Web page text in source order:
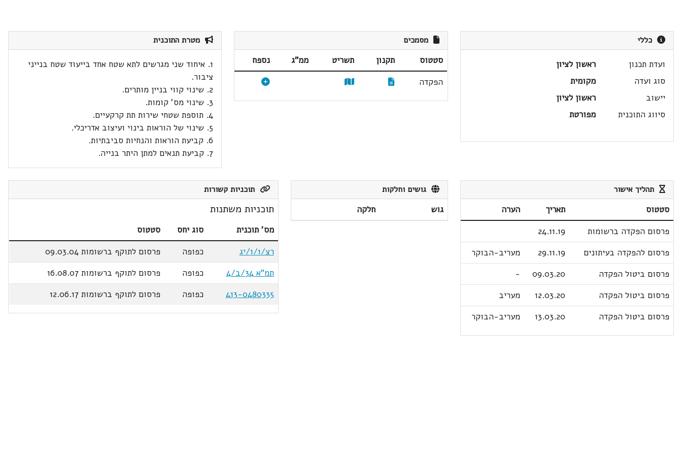
כללי
ועדת תכנון
ראשון לציון
סוג ועדה
מקומית
יישוב
ראשון לציון
סיווג התוכנית
מפורטת
מסמכים
סטטוס תקנון תשריט ממ"ג
נספח
הפקדה
מטרת התוכנית
1. איחוד שני מגרשים לתא שטח אחד בייעוד שטח בנייני
ציבור.
2. שינוי קווי בניין מותרים.
3. שינוי מס' קומות.
4. תוספת שטחי שירות תת קרקעיים.
5. שינוי של הוראות בינוי ועיצוב אדריכלי.
6. קביעת הוראות והנחיות סביבתיות.
7. קביעת תנאים למתן היתר בנייה.
תהליך אישור
סטטוס תאריך
הערה
פרסום הפקדה ברשומות
24.11.19
פרסום להפקדה בעיתונים
29.11.19
מעריב-הבוקר
פרסום ביטול הפקדה
09.03.20
-
פרסום ביטול הפקדה
12.03.20
מעריב
פרסום ביטול הפקדה
13.03.20 מעריב-הבוקר
גושים וחלקות
גוש חלקה
תוכניות קשורות
תוכניות משתנות
מס' תוכנית סוג יחס
סטטוס
רצ/1/1/יג
כפופה
פרסום לתוקף ברשומות 09.03.04
תמ"א 34/ב/4
כפופה
פרסום לתוקף ברשומות 16.08.07
413-0480335
כפופה פרסום לתוקף ברשומות 12.06.17